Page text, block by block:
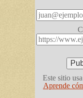
Este sitio
Aprende